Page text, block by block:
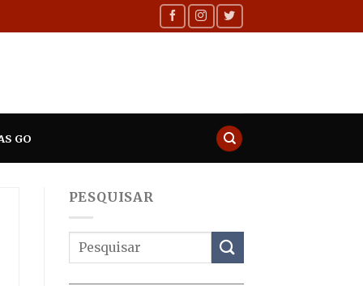
GO
PESQUISAR